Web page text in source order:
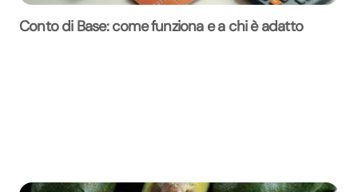
Conto di Base: come funziona e a chi è adatto